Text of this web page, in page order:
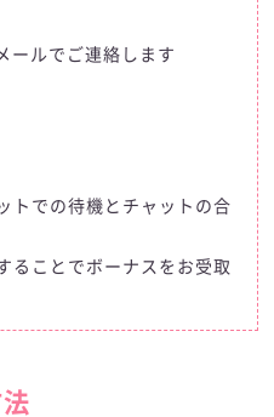
ールでご連絡します
トでの待機とチャットの合
ことでボーナスをお受取